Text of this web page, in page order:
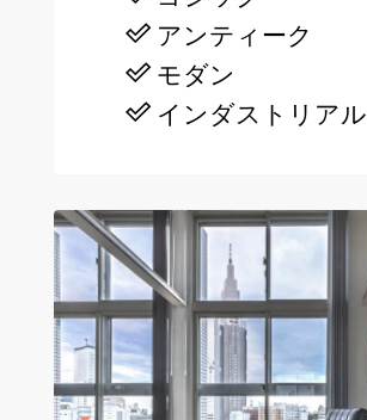
アンティーク
モダン
インダストリアル